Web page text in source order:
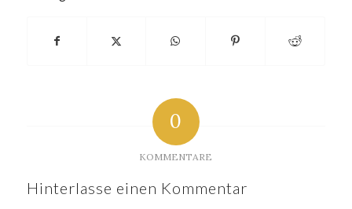
0
KOMMENTARE
Hinterlasse einen Kommentar